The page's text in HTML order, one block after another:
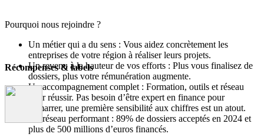
Pourquoi nous rejoindre ?
Un métier qui a du sens : Vous aidez concrètement les
entreprises de votre région à réaliser leurs projets.
Un revenu à la hauteur de vos efforts : Plus vous finalisez de
dossiers, plus votre rémunération augmente.
Un accompagnement complet : Formation, outils et réseau
pour réussir. Pas besoin d’être expert en finance pour
démarrer, une première sensibilité aux chiffres est un atout.
Un réseau performant : 89% de dossiers acceptés en 2024 et
plus de 500 millions d’euros financés.
Récompenses & labels